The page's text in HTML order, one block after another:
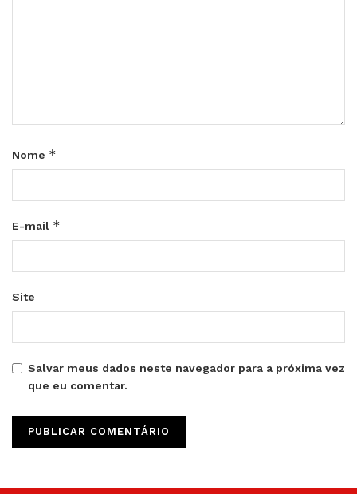
Nome *
E-mail *
Site
Salvar meus dados neste navegador para a próxima vez
que eu comentar.